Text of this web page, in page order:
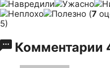
(7
5)
Комментарии